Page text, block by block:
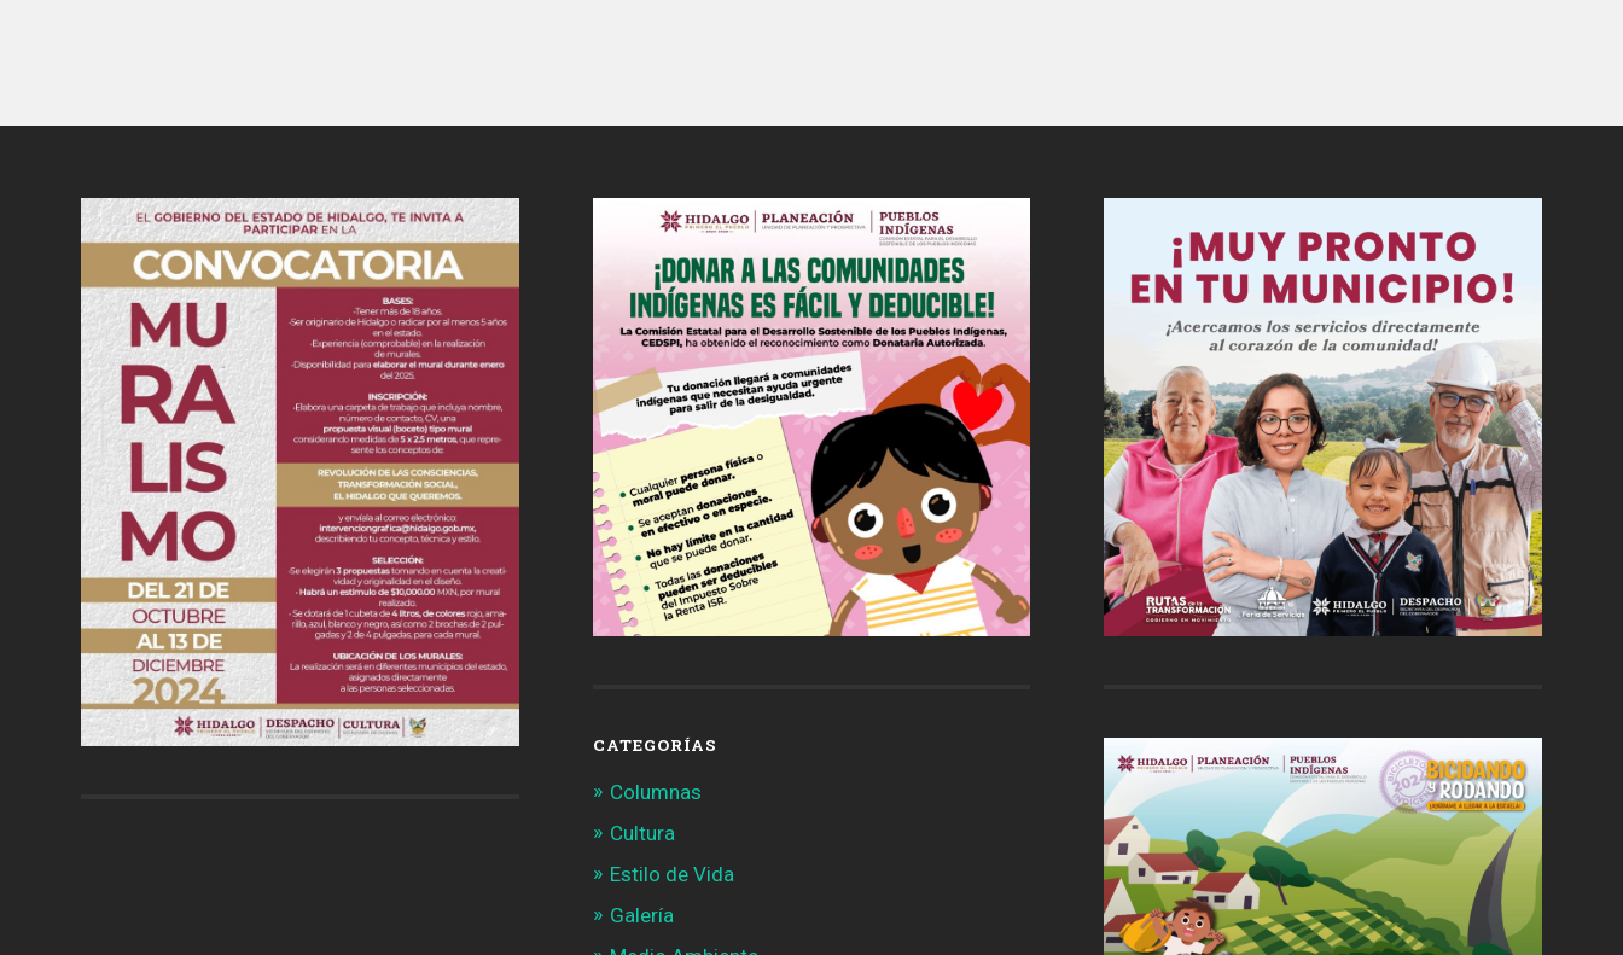
CATEGORÍAS
Columnas
Cultura
Estilo de Vida
Galería